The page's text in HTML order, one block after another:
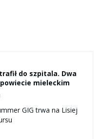
do szpitala. Dwa
mieleckim
GIG trwa na Lisiej